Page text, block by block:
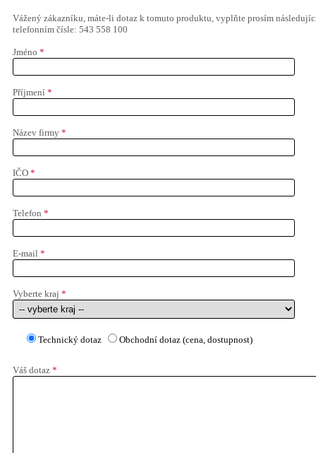
Vážený zákazníku, máte-li dotaz k tomuto produktu, vyplňte prosím
telefonním čísle: 543 558 100
Jméno *
Příjmení *
Název firmy *
IČO *
Telefon *
E-mail *
Vyberte kraj *
Technický dotaz Obchodní dotaz (cena, dostupnost)
Váš dotaz *